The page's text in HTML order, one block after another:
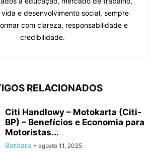
e desenvolvimento social, sempre
com clareza, responsabilidade e
credibilidade.
RELACIONADOS
Citi Handlowy – Motokarta (Citi-
BP) – Benefícios e Economia para
Motoristas...
Barbara - agosto 11, 2025